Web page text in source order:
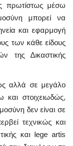
πρωτίστως μέσω
μπορεί να
και εφαρμογή
των κάθε είδους
της Δικαστικής
αλλά σε μεγάλο
και στοιχειωδώς,
δεν είναι σε
τεχνικώς και
και lege artis